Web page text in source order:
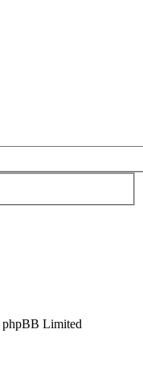
Limited